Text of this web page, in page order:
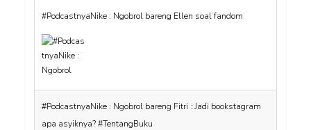
#PodcastnyaNike : Ngobrol bareng Ellen soal fandom
#PodcastnyaNike : Ngobrol bareng Fitri : Jadi bookstagram
apa asyiknya? #TentangBuku